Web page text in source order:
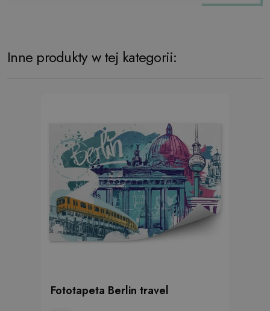
Inne produkty w tej kategorii:
Fototapeta Berlin travel